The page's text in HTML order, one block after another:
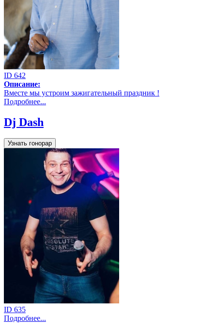
ID 642
Описание:
Вместе мы устроим зажигательный праздник !
Подробнее...
Dj Dash
Узнать гонорар
ID 635
Подробнее...